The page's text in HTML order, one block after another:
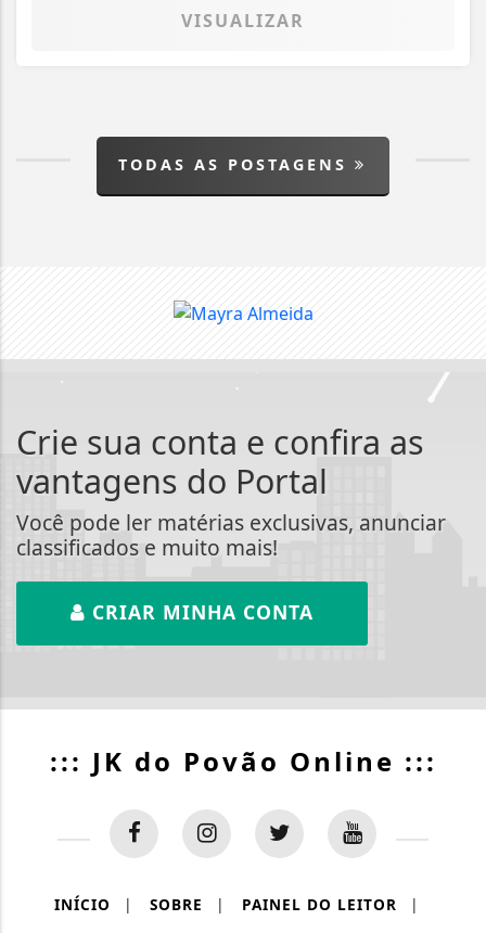
VISUALIZAR
TODAS AS POSTAGENS
Crie sua conta e confira as
vantagens do Portal
Você pode ler matérias exclusivas, anunciar
classificados e muito mais!
CRIAR MINHA CONTA
::: JK do Povão Online :::
INÍCIO | SOBRE | PAINEL DO LEITOR |